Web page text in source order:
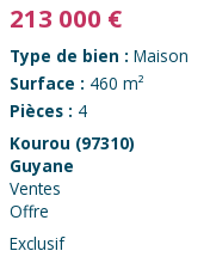
213 000 €
Type de bien : Maison
Surface : 460 m²
Pièces : 4
Kourou (97310)
Guyane
Ventes
Offre
Exclusif